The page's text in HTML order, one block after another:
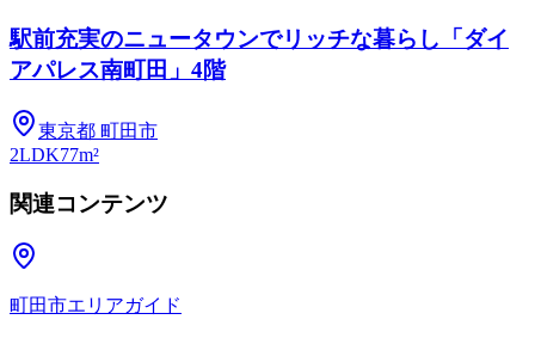
駅前充実のニュータウンでリッチな暮らし「ダイ
アパレス南町田」4階
東京都 町田市
2LDK77m²
関連コンテンツ
町田市エリアガイド